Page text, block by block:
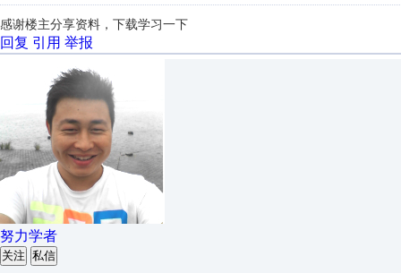
感谢楼主分享资料，下载学习一下
回复 引用 举报
努力学者
关注 私信